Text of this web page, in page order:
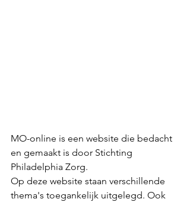
MO-online is een website die bedacht
en gemaakt is door Stichting
Philadelphia Zorg.
Op deze website staan verschillende
thema's toegankelijk uitgelegd. Ook